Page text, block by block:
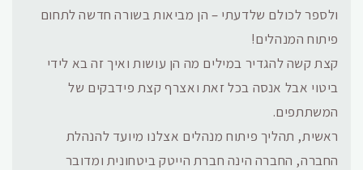
ולספר לכולם שלדעתי – הן מביאות בשורה חדשה לתחום
פיתוח המנהלים!
קצת קשה להגדיר במילים מה הן עושות ואיך זה בא לידי
ביטוי אבל אנסה בכל זאת ואצרף קצת פידבקים של
המשתתפים.
ראשית, תהליך פיתוח מנהלים אצלנו מיועד להנהלת
החברה, החברה הינה חברת הייטק ביטחונית ומדובר